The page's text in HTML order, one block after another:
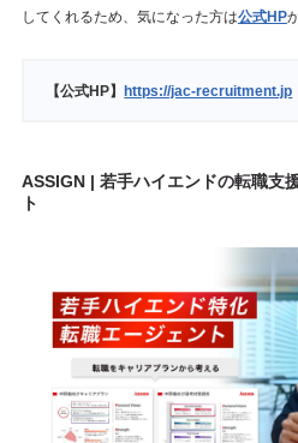
してくれるため、気になった方は公式HP
【公式HP】https://jac-recruitment.jp
ASSIGN | 若手ハイエンドの転職支
ト